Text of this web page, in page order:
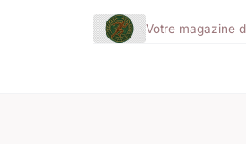
Votre magazine